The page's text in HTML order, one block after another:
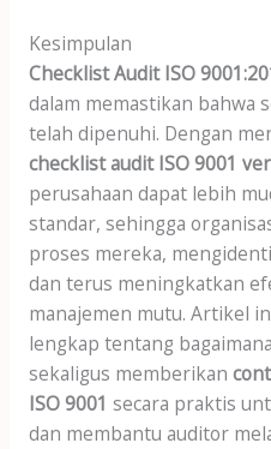
Kesimpulan
Checklist Audit ISO
dalam memastikan bahwa
telah dipenuhi. Dengan
checklist audit ISO 9001
perusahaan dapat lebih
standar, sehingga
proses mereka,
dan terus meningkatkan
manajemen mutu. Artikel
lengkap tentang
sekaligus memberikan
ISO 9001 secara praktis
dan membantu auditor